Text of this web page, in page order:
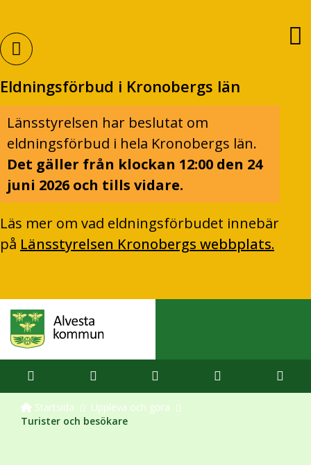
Eldningsförbud i Kronobergs län
Länsstyrelsen har beslutat om
eldningsförbud i hela Kronobergs län.
Det gäller från klockan 12:00 den 24
juni 2026 och tills vidare.
Läs mer om vad eldningsförbudet innebär
på Länsstyrelsen Kronobergs webbplats.
Startsida
Uppleva och göra
Turister och besökare